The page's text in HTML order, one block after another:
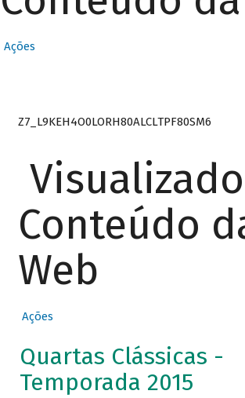
Ações
Z7_L9KEH4O0LORH80ALCLTPF80SM6
Conteúdo
Web
Ações
Quartas Clássicas -
Temporada 2015